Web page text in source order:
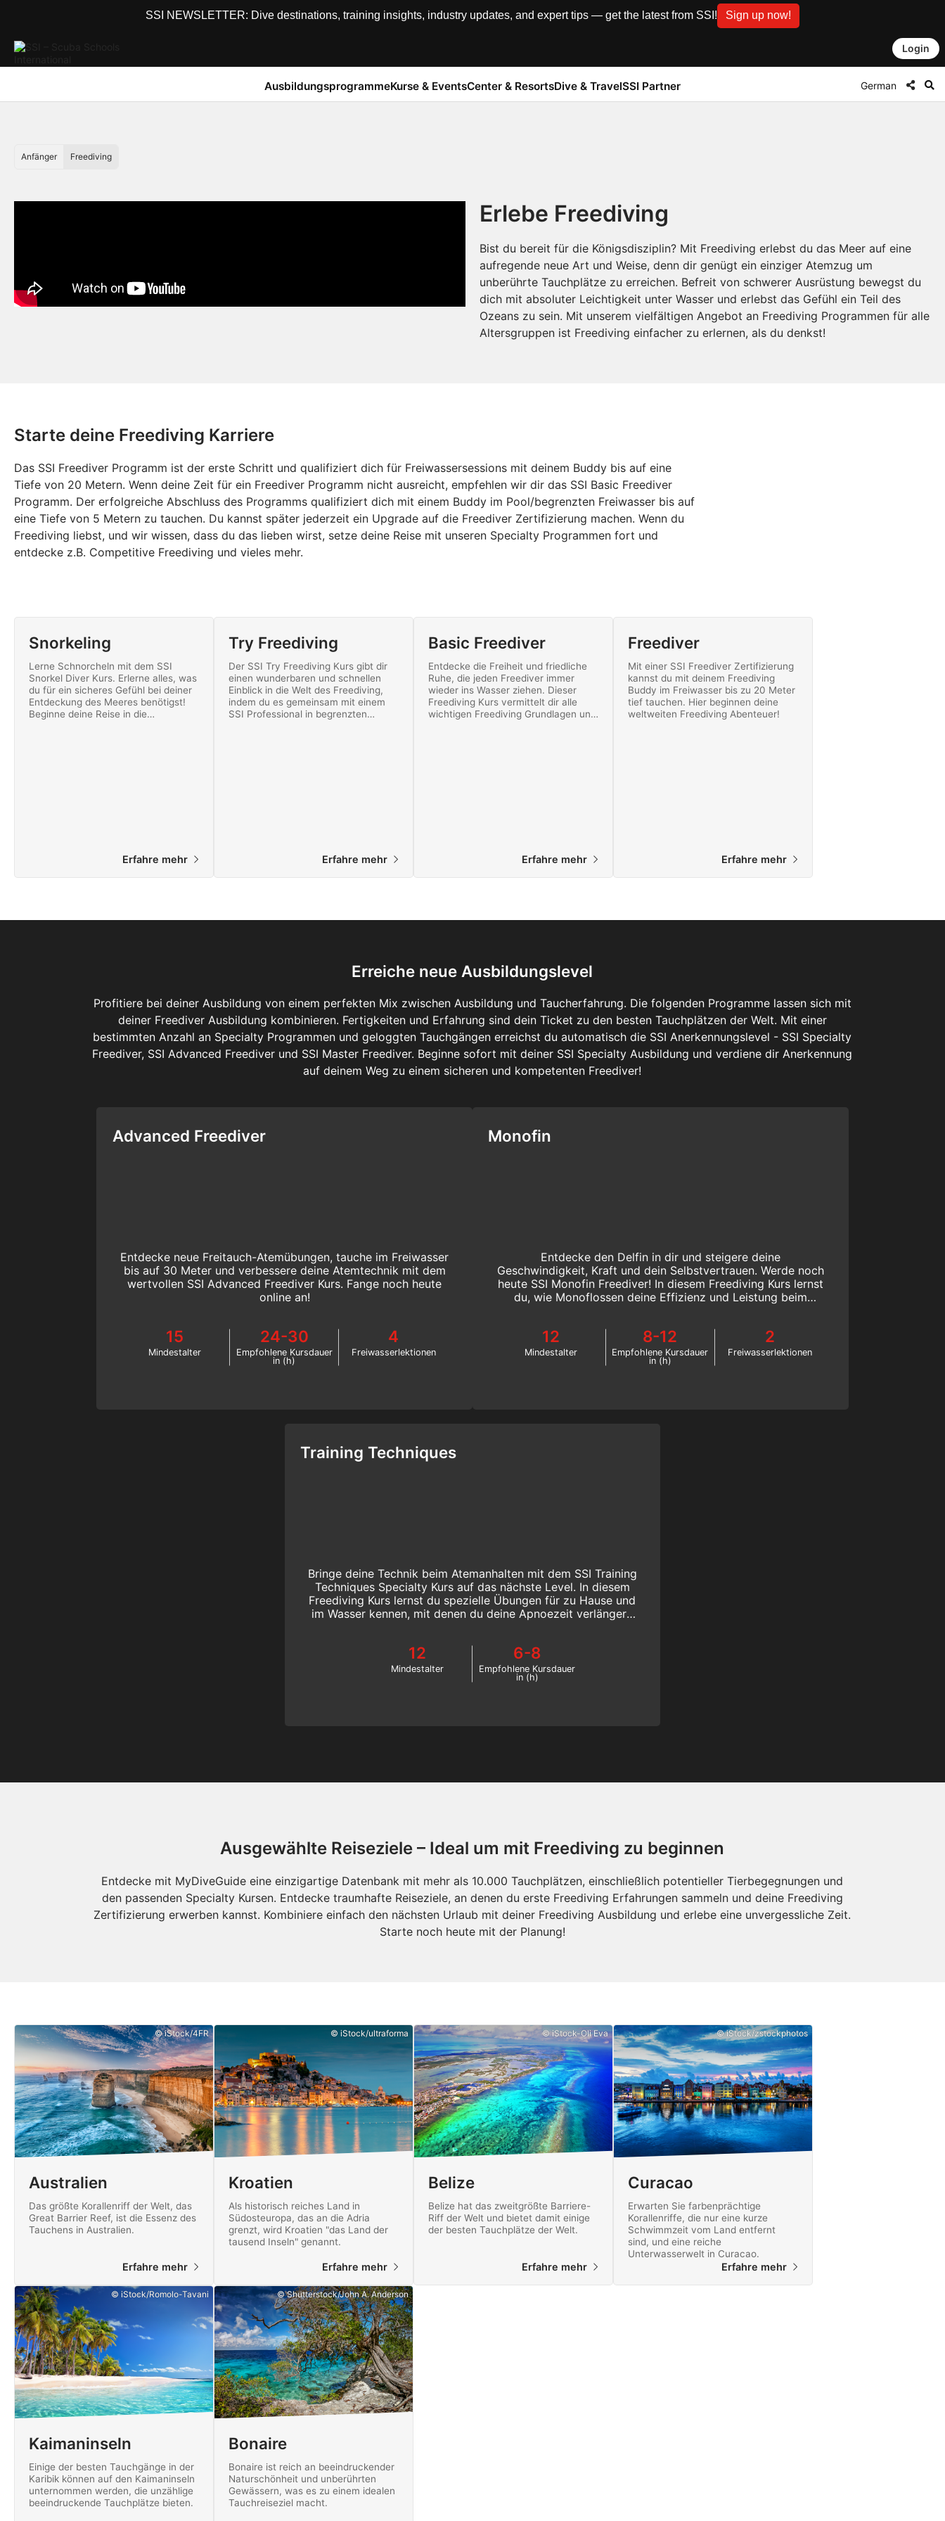
SSI NEWSLETTER: Dive destinations, training insights, industry updates, and expert tips — get the latest from SSI! Sign up now!
Login
AusbildungsprogrammeKurse & EventsCenter & ResortsDive & TravelSSI Partner German
Anfänger Freediving
Erlebe Freediving
Bist du bereit für die Königsdisziplin? Mit Freediving erlebst du das Meer auf eine
aufregende neue Art und Weise, denn dir genügt ein einziger Atemzug um
unberührte Tauchplätze zu erreichen. Befreit von schwerer Ausrüstung bewegst du
dich mit absoluter Leichtigkeit unter Wasser und erlebst das Gefühl ein Teil des
Ozeans zu sein. Mit unserem vielfältigen Angebot an Freediving Programmen für alle
Altersgruppen ist Freediving einfacher zu erlernen, als du denkst!
Starte deine Freediving Karriere
Das SSI Freediver Programm ist der erste Schritt und qualifiziert dich für Freiwassersessions mit deinem Buddy bis auf eine
Tiefe von 20 Metern. Wenn deine Zeit für ein Freediver Programm nicht ausreicht, empfehlen wir dir das SSI Basic Freediver
Programm. Der erfolgreiche Abschluss des Programms qualifiziert dich mit einem Buddy im Pool/begrenzten Freiwasser bis auf
eine Tiefe von 5 Metern zu tauchen. Du kannst später jederzeit ein Upgrade auf die Freediver Zertifizierung machen. Wenn du
Freediving liebst, und wir wissen, dass du das lieben wirst, setze deine Reise mit unseren Specialty Programmen fort und
entdecke z.B. Competitive Freediving und vieles mehr.
Snorkeling
Lerne Schnorcheln mit dem SSI
Snorkel Diver Kurs. Erlerne alles, was
du für ein sicheres Gefühl bei deiner
Entdeckung des Meeres benötigst!
Beginne deine Reise in die
Erfahre mehr
Try Freediving
Der SSI Try Freediving Kurs gibt dir
einen wunderbaren und schnellen
Einblick in die Welt des Freediving,
indem du es gemeinsam mit einem
SSI Professional in begrenzten
Erfahre mehr
Basic Freediver
Entdecke die Freiheit und friedliche
Ruhe, die jeden Freediver immer
wieder ins Wasser ziehen. Dieser
Freediving Kurs vermittelt dir alle
wichtigen Freediving Grundlagen und
Erfahre mehr
Freediver
Mit einer SSI Freediver Zertifizierung
kannst du mit deinem Freediving
Buddy im Freiwasser bis zu 20 Meter
tief tauchen. Hier beginnen deine
weltweiten Freediving Abenteuer!
Erfahre mehr
Erreiche neue Ausbildungslevel
Profitiere bei deiner Ausbildung von einem perfekten Mix zwischen Ausbildung und Taucherfahrung. Die folgenden Programme lassen sich mit
deiner Freediver Ausbildung kombinieren. Fertigkeiten und Erfahrung sind dein Ticket zu den besten Tauchplätzen der Welt. Mit einer
bestimmten Anzahl an Specialty Programmen und geloggten Tauchgängen erreichst du automatisch die SSI Anerkennungslevel - SSI Specialty
Freediver, SSI Advanced Freediver und SSI Master Freediver. Beginne sofort mit deiner SSI Specialty Ausbildung und verdiene dir Anerkennung
auf deinem Weg zu einem sicheren und kompetenten Freediver!
Advanced Freediver
Entdecke neue Freitauch-Atemübungen, tauche im Freiwasser
bis auf 30 Meter und verbessere deine Atemtechnik mit dem
wertvollen SSI Advanced Freediver Kurs. Fange noch heute
online an!
15
Mindestalter
24-30
Empfohlene Kursdauer
in (h)
4
Freiwasserlektionen
Monofin
Entdecke den Delfin in dir und steigere deine
Geschwindigkeit, Kraft und dein Selbstvertrauen. Werde noch
heute SSI Monofin Freediver! In diesem Freediving Kurs lernst
du, wie Monoflossen deine Effizienz und Leistung beim
12
Mindestalter
8-12
Empfohlene Kursdauer
in (h)
2
Freiwasserlektionen
Training Techniques
Bringe deine Technik beim Atemanhalten mit dem SSI Training
Techniques Specialty Kurs auf das nächste Level. In diesem
Freediving Kurs lernst du spezielle Übungen für zu Hause und
im Wasser kennen, mit denen du deine Apnoezeit verlängern
12
Mindestalter
6-8
Empfohlene Kursdauer
in (h)
Ausgewählte Reiseziele – Ideal um mit Freediving zu beginnen
Entdecke mit MyDiveGuide eine einzigartige Datenbank mit mehr als 10.000 Tauchplätzen, einschließlich potentieller Tierbegegnungen und
den passenden Specialty Kursen. Entdecke traumhafte Reiseziele, an denen du erste Freediving Erfahrungen sammeln und deine Freediving
Zertifizierung erwerben kannst. Kombiniere einfach den nächsten Urlaub mit deiner Freediving Ausbildung und erlebe eine unvergessliche Zeit.
Starte noch heute mit der Planung!
© iStock/4FR
Australien
Das größte Korallenriff der Welt, das
Great Barrier Reef, ist die Essenz des
Tauchens in Australien.
Erfahre mehr
© iStock/ultraforma
Kroatien
Als historisch reiches Land in
Südosteuropa, das an die Adria
grenzt, wird Kroatien "das Land der
tausend Inseln" genannt.
Erfahre mehr
© iStock-Oli Eva
Belize
Belize hat das zweitgrößte Barriere-
Riff der Welt und bietet damit einige
der besten Tauchplätze der Welt.
Erfahre mehr
© iStock/zstockphotos
Curacao
Erwarten Sie farbenprächtige
Korallenriffe, die nur eine kurze
Schwimmzeit vom Land entfernt
sind, und eine reiche
Unterwasserwelt in Curacao.
Erfahre mehr
© iStock/Romolo-Tavani
Kaimaninseln
Einige der besten Tauchgänge in der
Karibik können auf den Kaimaninseln
unternommen werden, die unzählige
beeindruckende Tauchplätze bieten.
© Shutterstock/John A. Anderson
Bonaire
Bonaire ist reich an beeindruckender
Naturschönheit und unberührten
Gewässern, was es zu einem idealen
Tauchreiseziel macht.